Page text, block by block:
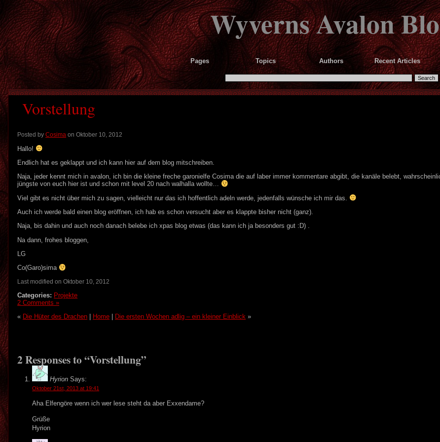
Wyverns Avalon
Pages Topics Authors Recent Articles
Vorstellung
Posted byCosima on Oktober 10, 2012
Hallo!
Endlich hat es geklappt und ich kann hier auf dem blog mitschreiben.
Naja, jeder kennt mich in avalon, ich bin die kleine freche garonielfe Cosima die auf laber immer kommentare abgibt, die kanäle belebt,
jüngste von euch hier ist und schon mit level 20 nach walhalla wollte…
Viel gibt es nicht über mich zu sagen, vielleicht nur das ich hoffentlich adeln werde, jedenfalls wünsche ich mir das.
Auch ich werde bald einen blog eröffnen, ich hab es schon versucht aber es klappte bisher nicht (ganz).
Naja, bis dahin und auch noch danach belebe ich xpas blog etwas (das kann ich ja besonders gut :D) .
Na dann, frohes bloggen,
LG
Co(Garo)sima
Last modified on Oktober 10, 2012
Categories: Projekte
2 Comments »
« Die Hüter des Drachen Home Die ersten Wochen adlig – ein kleiner Einblick »
2 Responses to “Vorstellung”
Hyrion Says:
Oktober 21st, 2013 at 19:41
Aha Elfengöre wenn ich wer lese steht da aber Exxendame?
Grüße
Hyrion